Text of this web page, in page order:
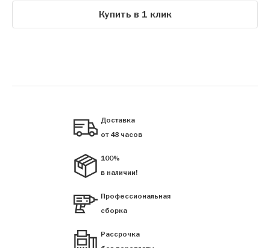
Купить в 1 клик
Доставка
от 48 часов
100%
в наличии!
Профессиональная
сборка
Рассрочка